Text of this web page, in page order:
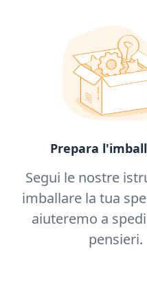
Prepara
Segui le nostre
imballare la tua
aiuteremo a
pensieri.